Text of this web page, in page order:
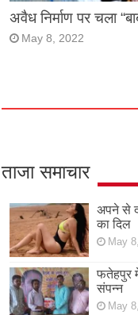
अवैध निर्माण पर चला
May 8, 2022
ताजा समाचार
अपने से
का दिल
May
फतेहपुर
संपन्न
May